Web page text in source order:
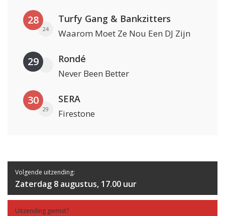
28
24
Turfy Gang & Bankzitters
Waarom Moet Ze Nou Een DJ Zijn
29 Rondé
Never Been Better
30
29
SERA
Firestone
Volgende uitzending:
Zaterdag 8 augustus, 17.00 uur
Uitzending gemist?